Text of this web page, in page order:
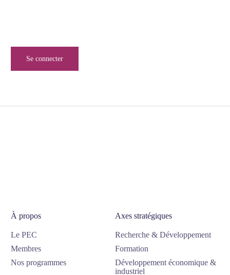
Se connecter
À propos
Le PEC
Membres
Nos programmes
Axes stratégiques
Recherche & Développement
Formation
Développement économique &
industriel